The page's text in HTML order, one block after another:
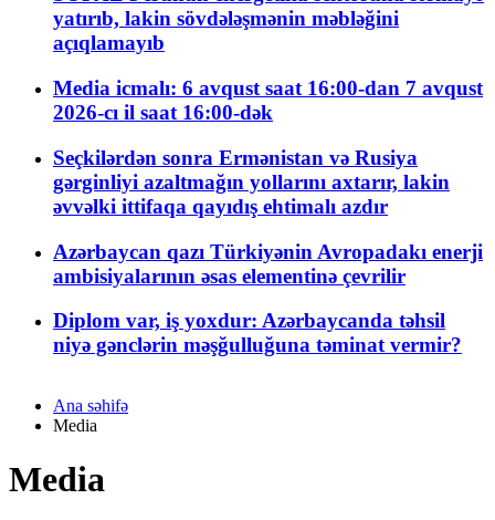
yatırıb, lakin sövdələşmənin məbləğini
açıqlamayıb
Media icmalı: 6 avqust saat 16:00-dan 7 avqust
2026-cı il saat 16:00-dək
Seçkilərdən sonra Ermənistan və Rusiya
gərginliyi azaltmağın yollarını axtarır, lakin
əvvəlki ittifaqa qayıdış ehtimalı azdır
Azərbaycan qazı Türkiyənin Avropadakı enerji
ambisiyalarının əsas elementinə çevrilir
Diplom var, iş yoxdur: Azərbaycanda təhsil
niyə gənclərin məşğulluğuna təminat vermir?
Ana səhifə
Media
Media